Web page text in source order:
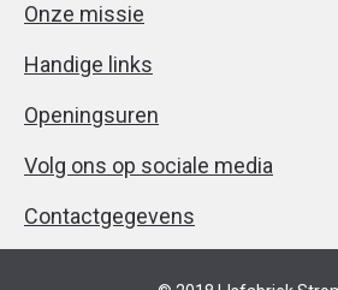
Onze missie
Handige links
Openingsuren
Volg ons op sociale media
Contactgegevens